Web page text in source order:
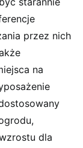
przez nich
na
dla